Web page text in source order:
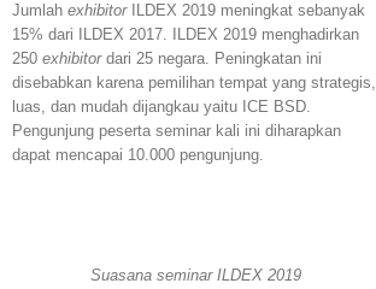
Jumlah exhibitor ILDEX 2019 meningkat sebanyak
15% dari ILDEX 2017. ILDEX 2019 menghadirkan
250 exhibitor dari 25 negara. Peningkatan ini
disebabkan karena pemilihan tempat yang strategis,
luas, dan mudah dijangkau yaitu ICE BSD.
Pengunjung peserta seminar kali ini diharapkan
dapat mencapai 10.000 pengunjung.
Suasana seminar ILDEX 2019